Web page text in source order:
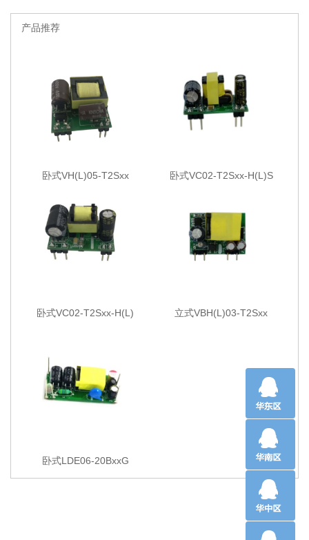
产品推荐
卧式VH(L)05-T2Sxx 卧式VC02-T2Sxx-H(L)S
卧式VC02-T2Sxx-H(L) 立式VBH(L)03-T2Sxx
卧式LDE06-20BxxG